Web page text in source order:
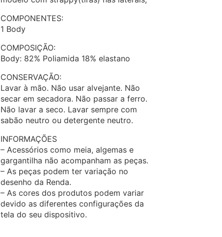
COMPONENTES:
1 Body
COMPOSIÇÃO:
Body: 82% Poliamida 18% elastano
CONSERVAÇÃO:
Lavar à mão. Não usar alvejante. Não
secar em secadora. Não passar a ferro.
Não lavar a seco. Lavar sempre com
sabão neutro ou detergente neutro.
INFORMAÇÕES
– Acessórios como meia, algemas e
gargantilha não acompanham as peças.
– As peças podem ter variação no
desenho da Renda.
– As cores dos produtos podem variar
devido as diferentes configurações da
tela do seu dispositivo.